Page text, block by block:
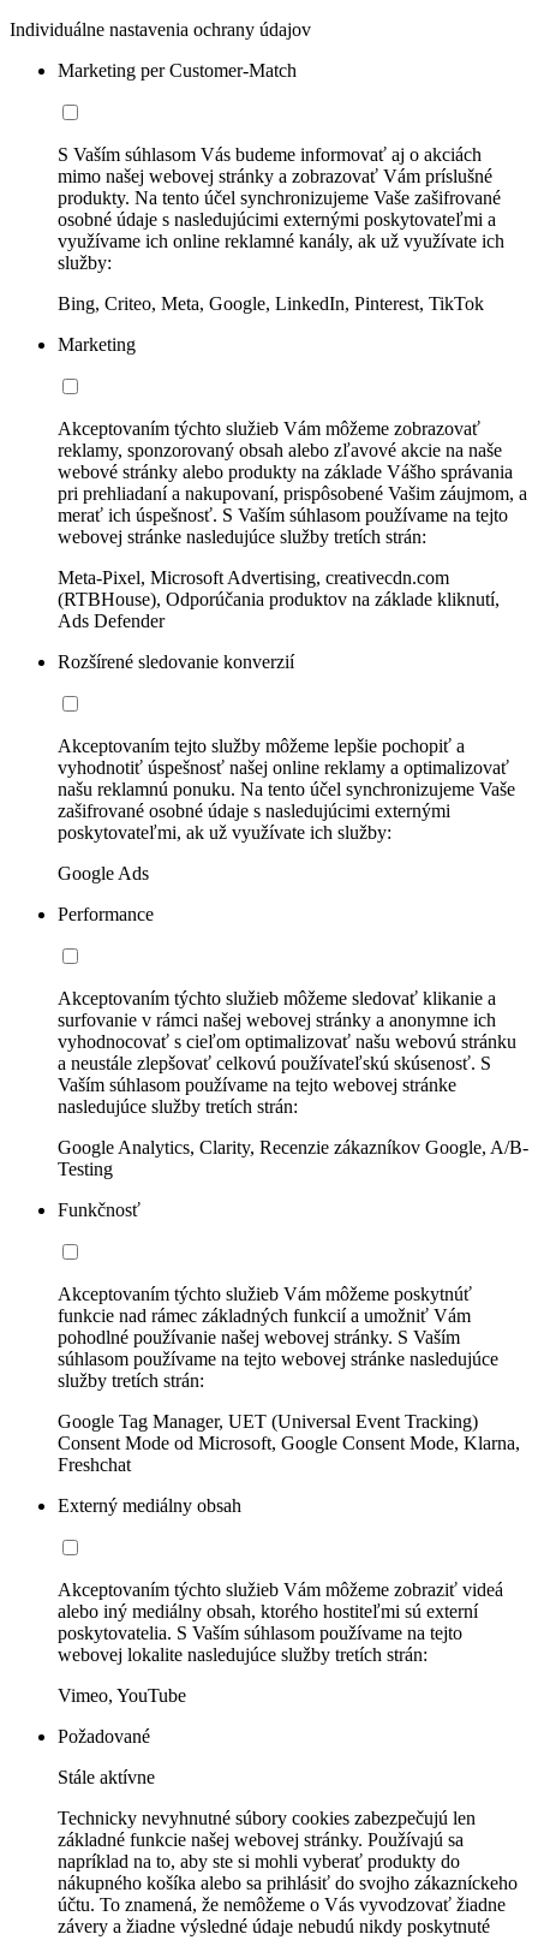
Individuálne nastavenia ochrany údajov
Marketing per Customer-Match
S Vaším súhlasom Vás budeme informovať aj o akciách
mimo našej webovej stránky a zobrazovať Vám príslušné
produkty. Na tento účel synchronizujeme Vaše zašifrované
osobné údaje s nasledujúcimi externými poskytovateľmi a
využívame ich online reklamné kanály, ak už využívate ich
služby:
Bing, Criteo, Meta, Google, LinkedIn, Pinterest, TikTok
Marketing
Akceptovaním týchto služieb Vám môžeme zobrazovať
reklamy, sponzorovaný obsah alebo zľavové akcie na naše
webové stránky alebo produkty na základe Vášho správania
pri prehliadaní a nakupovaní, prispôsobené Vašim záujmom, a
merať ich úspešnosť. S Vaším súhlasom používame na tejto
webovej stránke nasledujúce služby tretích strán:
Meta-Pixel, Microsoft Advertising, creativecdn.com
(RTBHouse), Odporúčania produktov na základe kliknutí,
Ads Defender
Rozšírené sledovanie konverzií
Akceptovaním tejto služby môžeme lepšie pochopiť a
vyhodnotiť úspešnosť našej online reklamy a optimalizovať
našu reklamnú ponuku. Na tento účel synchronizujeme Vaše
zašifrované osobné údaje s nasledujúcimi externými
poskytovateľmi, ak už využívate ich služby:
Google Ads
Performance
Akceptovaním týchto služieb môžeme sledovať klikanie a
surfovanie v rámci našej webovej stránky a anonymne ich
vyhodnocovať s cieľom optimalizovať našu webovú stránku
a neustále zlepšovať celkovú používateľskú skúsenosť. S
Vaším súhlasom používame na tejto webovej stránke
nasledujúce služby tretích strán:
Google Analytics, Clarity, Recenzie zákazníkov Google, A/B-
Testing
Funkčnosť
Akceptovaním týchto služieb Vám môžeme poskytnúť
funkcie nad rámec základných funkcií a umožniť Vám
pohodlné používanie našej webovej stránky. S Vaším
súhlasom používame na tejto webovej stránke nasledujúce
služby tretích strán:
Google Tag Manager, UET (Universal Event Tracking)
Consent Mode od Microsoft, Google Consent Mode, Klarna,
Freshchat
Externý mediálny obsah
Akceptovaním týchto služieb Vám môžeme zobraziť videá
alebo iný mediálny obsah, ktorého hostiteľmi sú externí
poskytovatelia. S Vaším súhlasom používame na tejto
webovej lokalite nasledujúce služby tretích strán:
Vimeo, YouTube
Požadované
Stále aktívne
Technicky nevyhnutné súbory cookies zabezpečujú len
základné funkcie našej webovej stránky. Používajú sa
napríklad na to, aby ste si mohli vyberať produkty do
nákupného košíka alebo sa prihlásiť do svojho zákazníckeho
účtu. To znamená, že nemôžeme o Vás vyvodzovať žiadne
závery a žiadne výsledné údaje nebudú nikdy poskytnuté